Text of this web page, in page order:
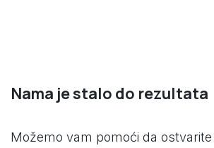
Nama je stalo do rezultata
Možemo vam pomoći da ostvarite